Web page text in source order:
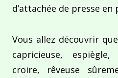
d’attachée de presse
Vous allez découvrir
capricieuse,
croire, rêveuse